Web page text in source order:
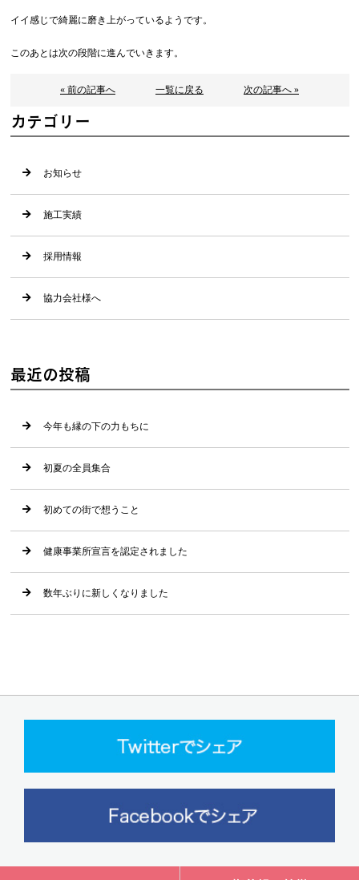
イイ感じで綺麗に磨き上がっているようです。
このあとは次の段階に進んでいきます。
« 前の記事へ 一覧に戻る 次の記事へ »
カテゴリー
お知らせ
施工実績
採用情報
協力会社様へ
最近の投稿
今年も縁の下の力もちに
初夏の全員集合
初めての街で想うこと
健康事業所宣言を認定されました
数年ぶりに新しくなりました